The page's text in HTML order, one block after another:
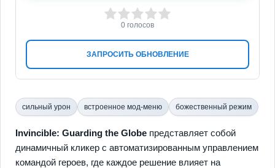
ЗАПРОСИТЬ ОБНОВЛЕНИЕ
3 4 5
0 голосов
сильный урон встроенное мод-меню божественный режим
Invincible: Guarding the Globe представляет собой
динамичный кликер с автоматизированным управлением
командой героев, где каждое решение влияет на